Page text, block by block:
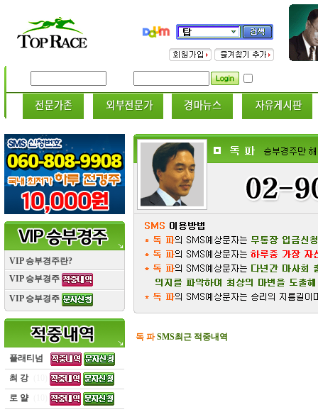
VIP 승부경주란?
VIP 승부경주
VIP 승부경주
플래티넘
최 강
로 얄
독 파 SMS최근 적중내역